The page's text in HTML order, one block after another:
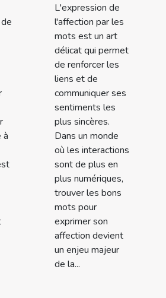
à
L'expression de
l'affection par les
mots est un art
délicat qui permet
de renforcer les
liens et de
communiquer ses
sentiments les
plus sincères.
Dans un monde
où les interactions
sont de plus en
plus numériques,
trouver les bons
mots pour
exprimer son
affection devient
un enjeu majeur
de la...